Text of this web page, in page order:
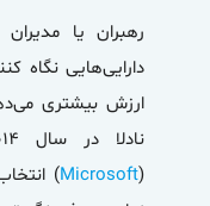
رهبران یا
دارایی‌هایی نگاه
ارزش بیشتری
(
Microsoft
)